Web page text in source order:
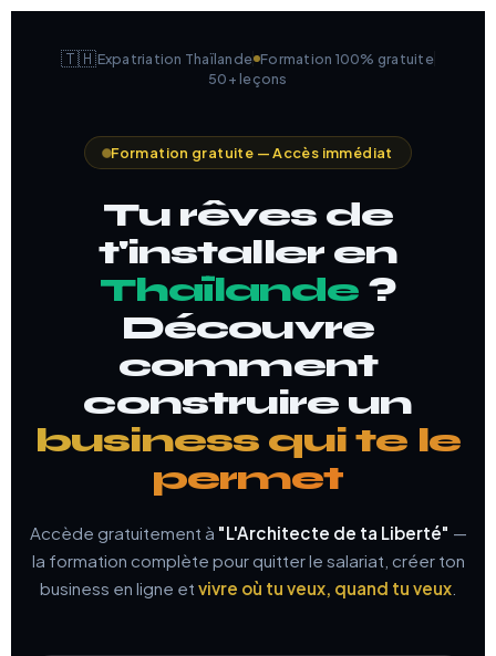
🇹🇭Expatriation Thaïlande Formation 100% gratuite
50+ leçons
Formation gratuite — Accès immédiat
Tu rêves de
t'installer en
Thaïlande ?
Découvre
comment
construire un
business qui te le
permet
Accède gratuitement à "L'Architecte de ta Liberté" —
la formation complète pour quitter le salariat, créer ton
business en ligne et vivre où tu veux, quand tu veux.